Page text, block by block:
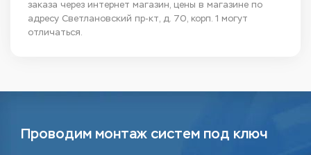
заказа через интернет магазин, цены в магазине по
адресу Светлановский пр-кт, д. 70, корп. 1 могут
отличаться.
Проводим монтаж систем под ключ